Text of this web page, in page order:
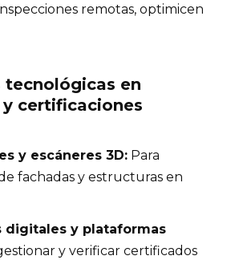
remotas, optimicen
tecnológicas en
certificaciones
y escáneres 3D: Para
fachadas y estructuras en
digitales y plataformas
y verificar certificados